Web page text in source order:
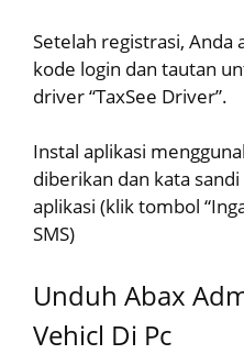
Setelah registrasi, Anda
kode login dan tautan
driver “TaxSee Driver”.
Instal aplikasi
diberikan dan kata
aplikasi (klik tombol
SMS)
Unduh Abax
Vehicl Di Pc